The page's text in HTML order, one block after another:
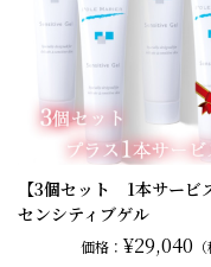
【3個セット 1本サービ
センシティブゲル
価格：¥29,040